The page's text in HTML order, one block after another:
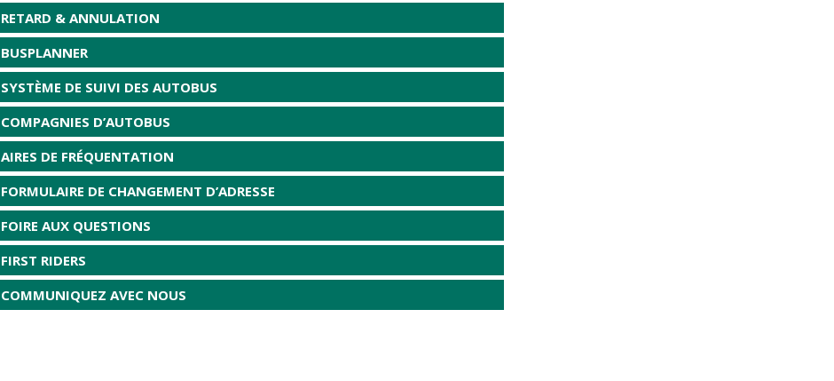
RETARD & ANNULATION
BUSPLANNER
SYSTÈME DE SUIVI DES AUTOBUS
COMPAGNIES D’AUTOBUS
AIRES DE FRÉQUENTATION
FORMULAIRE DE CHANGEMENT D’ADRESSE
FOIRE AUX QUESTIONS
FIRST RIDERS
COMMUNIQUEZ AVEC NOUS